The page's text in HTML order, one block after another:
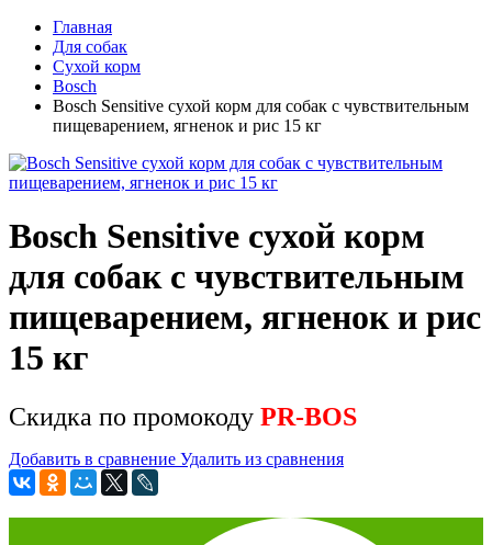
Главная
Для собак
Сухой корм
Bosch
Bosch Sensitive сухой корм для собак с чувствительным
пищеварением, ягненок и рис 15 кг
Bosch Sensitive сухой корм
для собак с чувствительным
пищеварением, ягненок и рис
15 кг
Скидка по промокоду PR-BOS
Добавить в сравнение Удалить из сравнения